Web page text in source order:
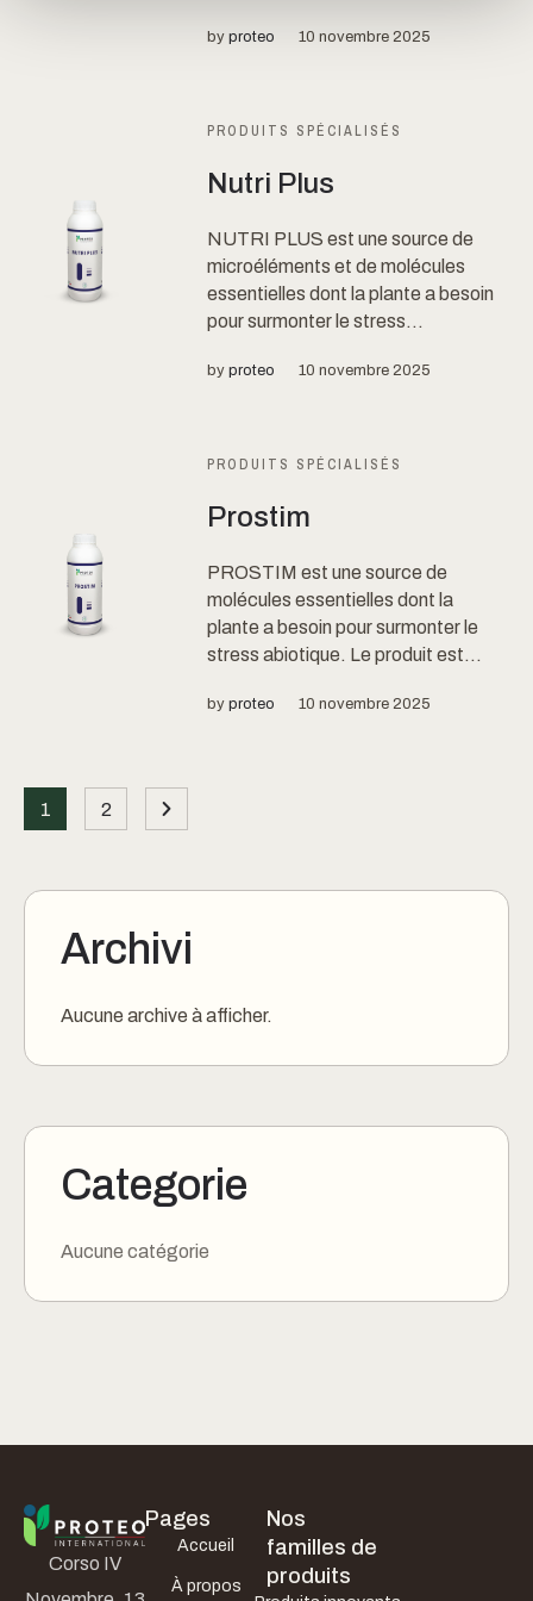
byproteo 10 novembre 2025
PRODUITS SPÉCIALISÉS
Nutri Plus
NUTRI PLUS est une source de
microéléments et de molécules
essentielles dont la plante a besoin
pour surmonter le stress...
byproteo 10 novembre 2025
PRODUITS SPÉCIALISÉS
Prostim
PROSTIM est une source de
molécules essentielles dont la
plante a besoin pour surmonter le
stress abiotique. Le produit est...
byproteo 10 novembre 2025
1 2
Archivi
Aucune archive à afficher.
Categorie
Aucune catégorie
Corso IV
Pages
Accueil
À propos
Nos
familles de
produits